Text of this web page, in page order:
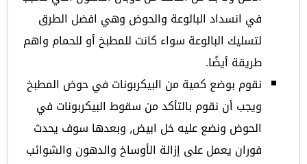
في انسداد البالوعة والحوض وهي افضل الطرق
لتسليك البالوعة سواء كانت للمطبخ أو للحمام واهم
طريقة أيضًا.
نقوم بوضع كمية من البيكربونات في حوض المطبخ
ويجب أن نقوم بالتأكد من سقوط البيكربونات في
الحوض ونضع عليه خل ابيض, وبعدها سوف يحدث
فوران يعمل على إزالة الأوساخ والدهون والشوائب